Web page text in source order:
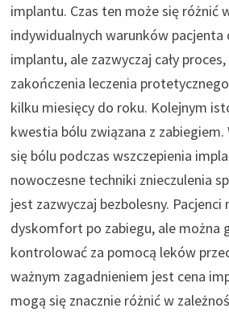
implantu. Czas ten może się różnić
indywidualnych warunków pacjenta
implantu, ale zazwyczaj cały
zakończenia leczenia
kilku miesięcy do roku. Kolejnym
kwestia bólu związana z zabiegiem.
się bólu podczas wszczepienia
nowoczesne techniki znieczulenia
jest zazwyczaj bezbolesny.
dyskomfort po zabiegu, ale można
kontrolować za pomocą leków
ważnym zagadnieniem jest cena
mogą się znacznie różnić w